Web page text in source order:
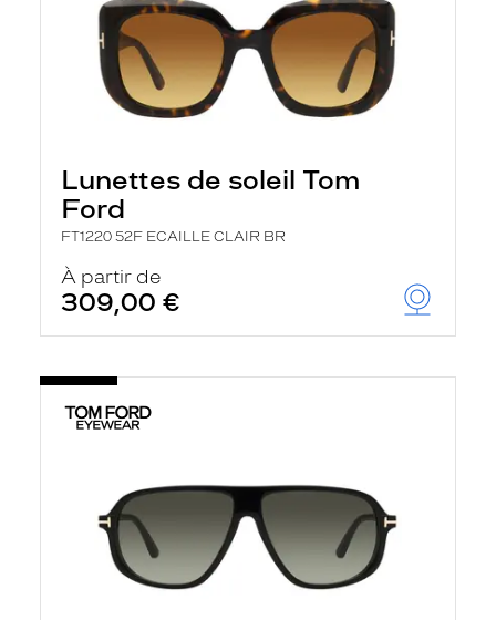
Lunettes de soleil Tom
Ford
FT1220 52F ECAILLE CLAIR BR
À partir de
309,00 €